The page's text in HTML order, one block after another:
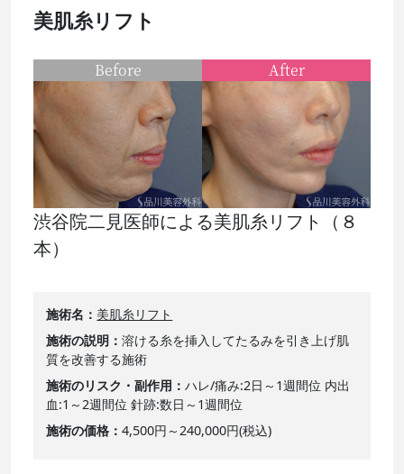
美肌糸リフト
渋谷院二見医師による美肌糸リフト（８
本）
施術名
美肌糸リフト
施術の説明
溶ける糸を挿入してたるみを引き上げ肌
質を改善する施術
施術のリスク・副作用
ハレ/痛み:2日～1週間位 内出
血:1～2週間位 針跡:数日～1週間位
施術の価格
4,500円～240,000円(税込)
Before After